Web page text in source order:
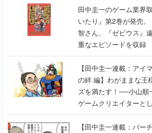
田中圭一のゲーム業界
いたり』第2巻が発売
智さん、『ゼビウス』
重なエピソードを収録
【田中圭一連載：アイマ
の絆 編】わがままな王
ズを満たす！──小山順
ゲームクリエイターと
【若ゲのいたり最終回
【田中圭一連載：バー